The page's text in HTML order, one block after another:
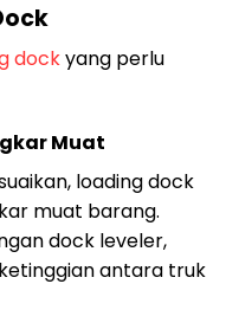
dockyang perlu
Muat
loading dock
muat barang.
dock leveler,
antara truk